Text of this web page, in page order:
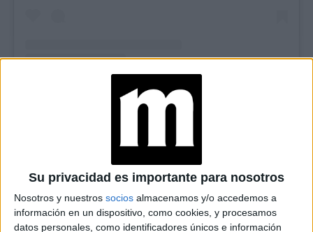
Su privacidad es importante para nosotros
Nosotros y nuestros socios almacenamos y/o accedemos a
información en un dispositivo, como cookies, y procesamos
datos personales, como identificadores únicos e información
La receta de las medialunas
INGREDIENTES PARA LAS MEDIALUNAS DE MANTECA
ALMÍBAR
Cascara de limonc/n